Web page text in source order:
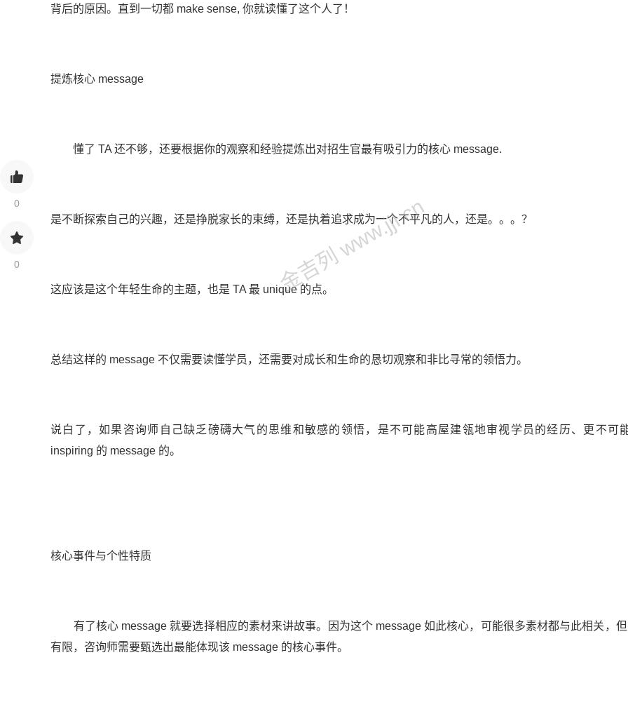
0
0
背后的原因。直到一切都 make sense, 你就读懂了这个人了！
提炼核心 message
懂了 TA 还不够，还要根据你的观察和经验提炼出对招生官最有吸引力的核心 message.
是不断探索自己的兴趣，还是挣脱家长的束缚，还是执着追求成为一个不平凡的人，还是。。。？
这应该是这个年轻生命的主题，也是 TA 最 unique 的点。
总结这样的 message 不仅需要读懂学员，还需要对成长和生命的恳切观察和非比寻常的领悟力。
说白了，如果咨询师自己缺乏磅礴大气的思维和敏感的领悟，是不可能高屋建瓴地审视学员的经历、更不可
inspiring 的 message 的。
核心事件与个性特质
有了核心 message 就要选择相应的素材来讲故事。因为这个 message 如此核心，可能很多素材都与此相关，
有限，咨询师需要甄选出最能体现该 message 的核心事件。
金吉列 www.jjl.cn